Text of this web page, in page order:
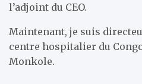
l’adjoint du CEO.
Maintenant, je suis
centre hospitalier du
Monkole.